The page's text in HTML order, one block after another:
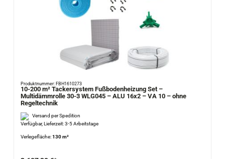
Produktnummer: FBH1610273
10-200 m² Tackersystem Fußbodenheizung Set –
Multidämmrolle 30-3 WLG045 – ALU 16x2 – VA 10 – ohne
Regeltechnik
Versand per Spedition
Verfügbar, Lieferzeit: 3-5 Arbeitstage
Verlegefläche:130 m²